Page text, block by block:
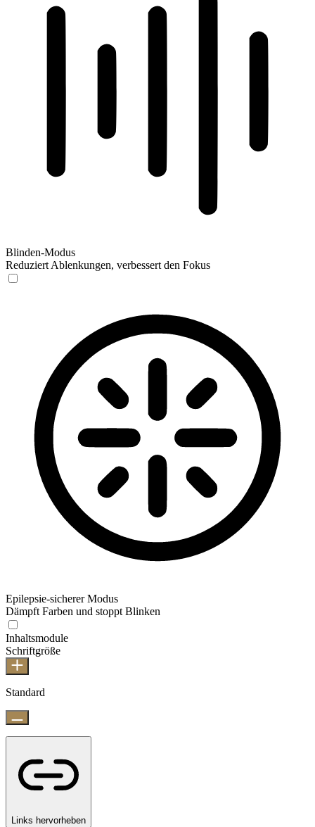
Blinden-Modus
Reduziert Ablenkungen, verbessert den Fokus
Epilepsie-sicherer Modus
Dämpft Farben und stoppt Blinken
Inhaltsmodule
Schriftgröße
Standard
Links hervorheben